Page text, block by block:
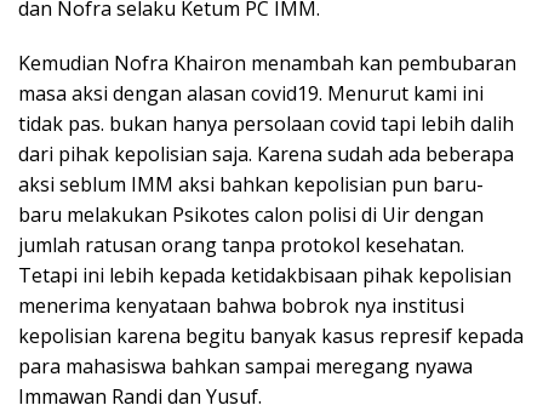
dan Nofra selaku Ketum PC IMM.
Kemudian Nofra Khairon menambah kan pembubaran
masa aksi dengan alasan covid19. Menurut kami ini
tidak pas. bukan hanya persolaan covid tapi lebih dalih
dari pihak kepolisian saja. Karena sudah ada beberapa
aksi seblum IMM aksi bahkan kepolisian pun baru-
baru melakukan Psikotes calon polisi di Uir dengan
jumlah ratusan orang tanpa protokol kesehatan.
Tetapi ini lebih kepada ketidakbisaan pihak kepolisian
menerima kenyataan bahwa bobrok nya institusi
kepolisian karena begitu banyak kasus represif kepada
para mahasiswa bahkan sampai meregang nyawa
Immawan Randi dan Yusuf.